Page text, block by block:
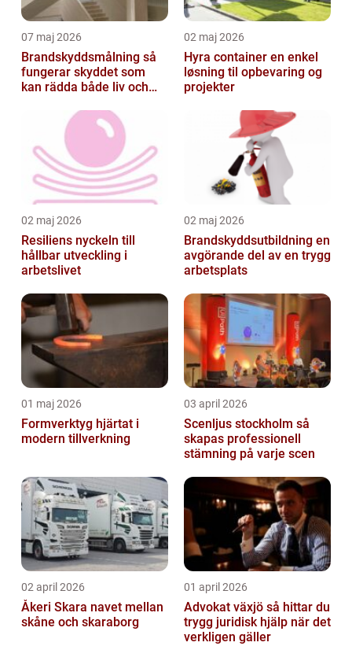
07 maj 2026
Brandskyddsmålning så
fungerar skyddet som
kan rädda både liv och
02 maj 2026
Hyra container en enkel
løsning til opbevaring og
projekter
02 maj 2026
Resiliens nyckeln till
hållbar utveckling i
arbetslivet
02 maj 2026
Brandskyddsutbildning en
avgörande del av en trygg
arbetsplats
01 maj 2026
Formverktyg hjärtat i
modern tillverkning
03 april 2026
Scenljus stockholm så
skapas professionell
stämning på varje scen
02 april 2026
Åkeri Skara navet mellan
skåne och skaraborg
01 april 2026
Advokat växjö så hittar du
trygg juridisk hjälp när det
verkligen gäller